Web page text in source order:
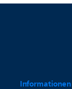
Informationen